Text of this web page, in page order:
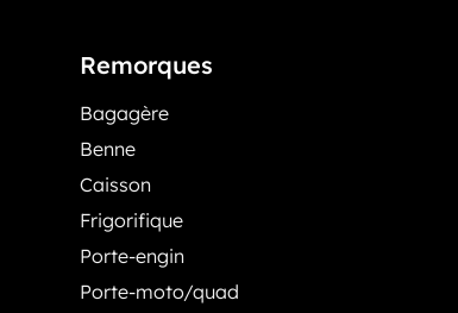
Remorques
Bagagère
Benne
Caisson
Frigorifique
Porte-engin
Porte-moto/quad